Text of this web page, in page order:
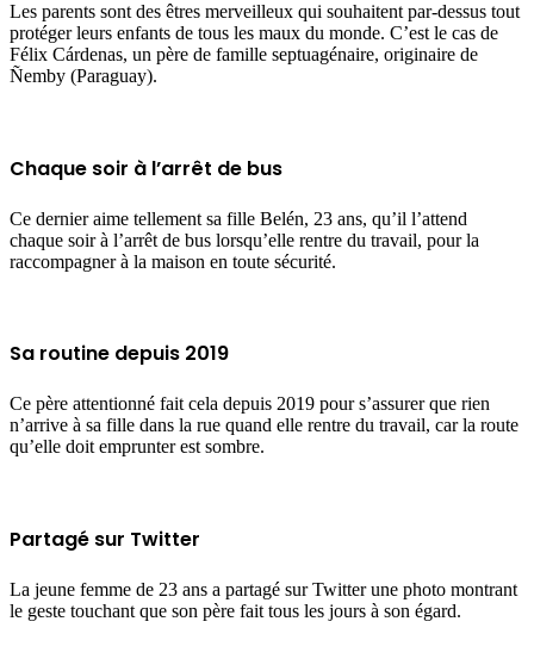
Les parents sont des êtres merveilleux qui souhaitent par-dessus tout
protéger leurs enfants de tous les maux du monde. C’est le cas de
Félix Cárdenas, un père de famille septuagénaire, originaire de
Ñemby (Paraguay).
Chaque soir à l’arrêt de bus
Ce dernier aime tellement sa fille Belén, 23 ans, qu’il l’attend
chaque soir à l’arrêt de bus lorsqu’elle rentre du travail, pour la
raccompagner à la maison en toute sécurité.
Sa routine depuis 2019
Ce père attentionné fait cela depuis 2019 pour s’assurer que rien
n’arrive à sa fille dans la rue quand elle rentre du travail, car la route
qu’elle doit emprunter est sombre.
Partagé sur Twitter
La jeune femme de 23 ans a partagé sur Twitter une photo montrant
le geste touchant que son père fait tous les jours à son égard.